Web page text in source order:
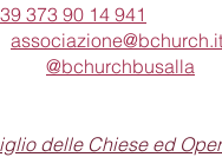
373 90 14 941
associazione@bchurch.it
@bchurchbusalla
delle Chiese ed